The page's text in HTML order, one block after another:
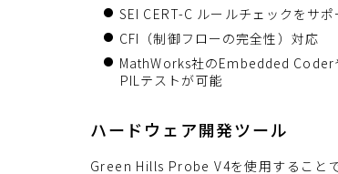
SEI CERT-C ルールチェックをサポ
CFI（制御フローの完全性）対応
MathWorks社のEmbedded Coder
PILテストが可能
ハードウェア開発ツール
Gree n H ills Probe V4を使用すること